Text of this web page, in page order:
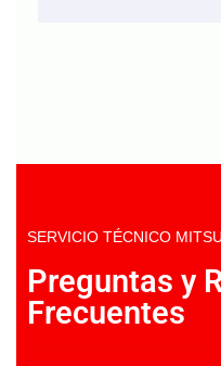
SERVICIO TÉCNICO
Preguntas y
Frecuentes